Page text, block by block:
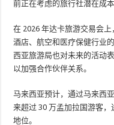
前正在考虑的旅行社潜在成本
在 2026 年达卡旅游交易会
酒店、航空和医疗保健行业
西亚旅游局也对未来的活动
以加强合作伙伴关系。
马来西亚预计，通过马来西
来超过 30 万孟加拉国游客
地位。